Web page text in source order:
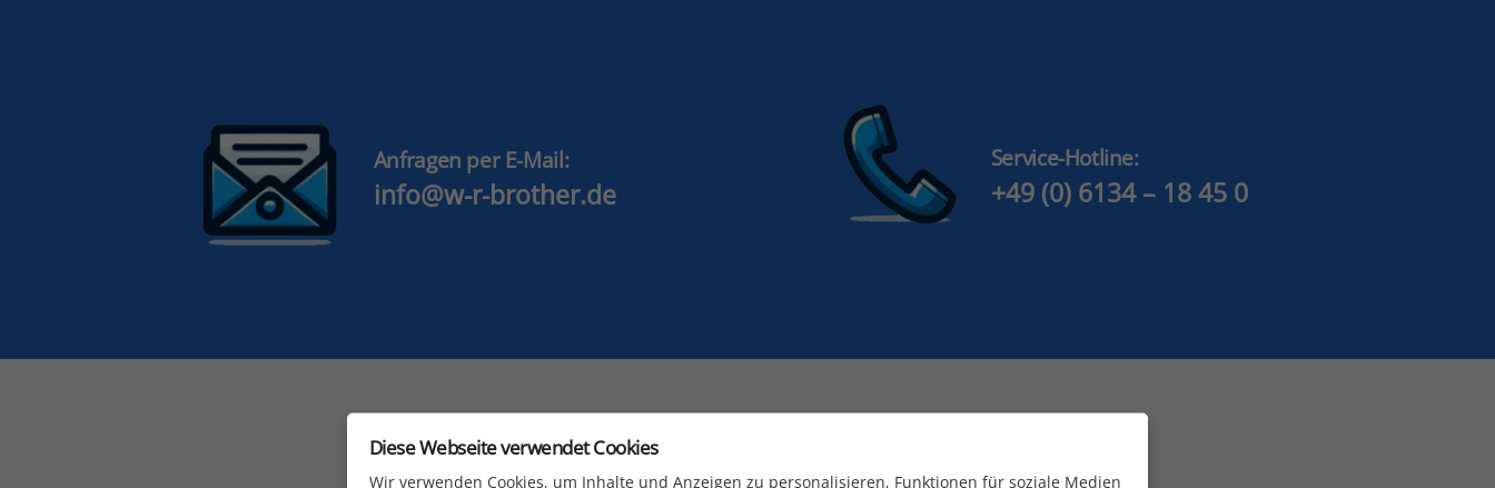
Anfragen per E-Mail:
info@w-r-brother.de
Service-Hotline:
+49 (0) 6134 – 18 45 0
Diese Webseite verwendet Cookies
Wir verwenden Cookies, um Inhalte und Anzeigen zu personalisieren, Funktionen für soziale Medien